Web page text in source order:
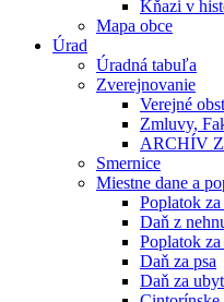
Kňazi v
Mapa obce
Úrad
Úradná tabuľa
Zverejnovanie
Verejné
Zmluvy,
ARCHÍV
Smernice
Miestne dane a
Poplatok
Daň z
Poplatok
Daň za psa
Daň za